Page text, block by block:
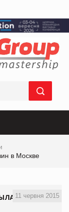
в Москве
11 червня 2015